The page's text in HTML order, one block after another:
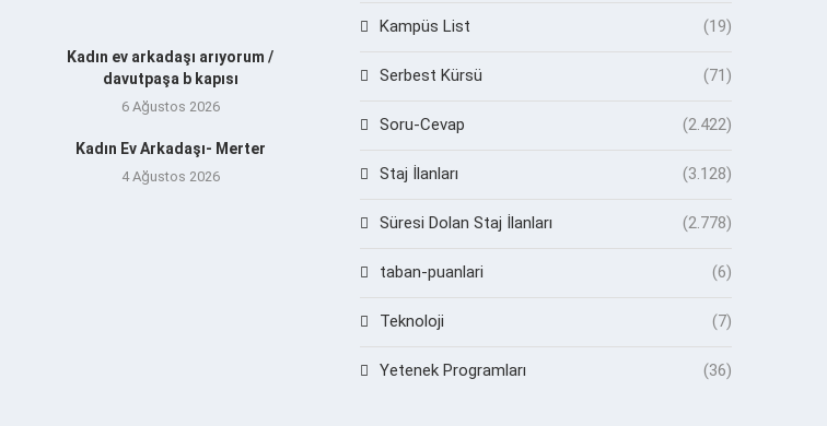
Kadın ev arkadaşı arıyorum /
davutpaşa b kapısı
6 Ağustos 2026
Kadın Ev Arkadaşı- Merter
4 Ağustos 2026
Kampüs List (19)
Serbest Kürsü (71)
Soru-Cevap (2.422)
Staj İlanları (3.128)
Süresi Dolan Staj İlanları (2.778)
taban-puanlari (6)
Teknoloji (7)
Yetenek Programları (36)